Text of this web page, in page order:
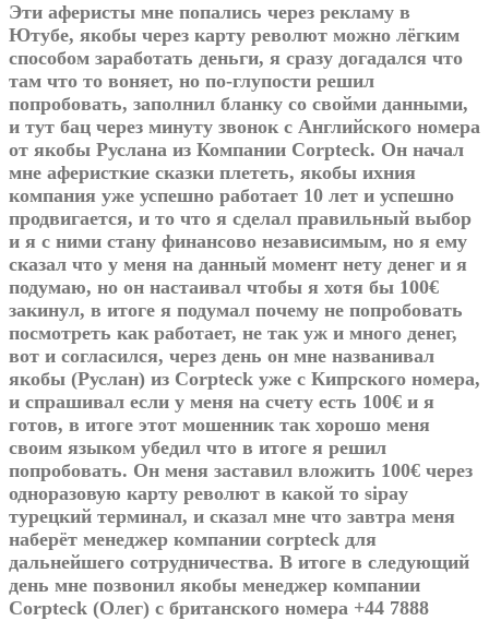
Эти аферисты мне попались через рекламу в
Ютубе, якобы через карту револют можно лёгким
способом заработать деньги, я сразу догадался что
там что то воняет, но по-глупости решил
попробовать, заполнил бланку со свойми данными,
и тут бац через минуту звонок с Английского номера
от якобы Руслана из Компании Corpteck. Он начал
мне аферисткие сказки плететь, якобы ихния
компания уже успешно работает 10 лет и успешно
продвигается, и то что я сделал правильный выбор
и я с ними стану финансово независимым, но я ему
сказал что у меня на данный момент нету денег и я
подумаю, но он настаивал чтобы я хотя бы 100€
закинул, в итоге я подумал почему не попробовать
посмотреть как работает, не так уж и много денег,
вот и согласился, через день он мне названивал
якобы (Руслан) из Corpteck уже с Кипрского номера,
и спрашивал если у меня на счету есть 100€ и я
готов, в итоге этот мошенник так хорошо меня
своим языком убедил что в итоге я решил
попробовать. Он меня заставил вложить 100€ через
одноразовую карту револют в какой то sipay
турецкий терминал, и сказал мне что завтра меня
наберёт менеджер компании corpteck для
дальнейшего сотрудничества. В итоге в следующий
день мне позвонил якобы менеджер компании
Corpteck (Олег) с британского номера +44 7888